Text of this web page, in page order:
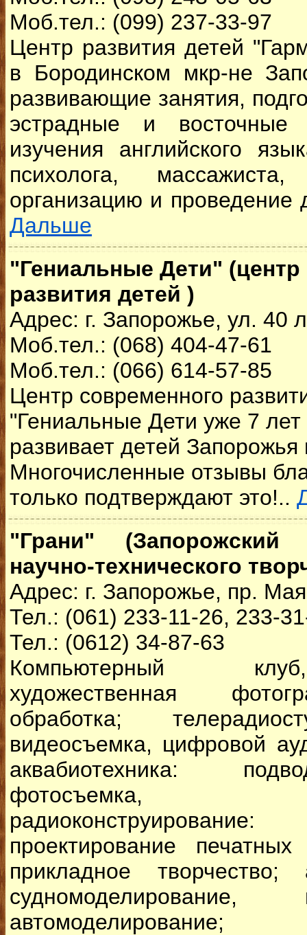
Моб.тел.: (099) 237-33-97
Центр развития детей
в Бородинском мкр-не
развивающие занятия,
эстрадные и восточные
изучения английского
психолога,
организацию и проведение
Дальше
"Гениальные Дети"
развития детей )
Адрес: г. Запорожье, ул. 40
Моб.тел.: (068) 404-47-61
Моб.тел.: (066) 614-57-85
Центр современного
"Гениальные Дети уже 7
развивает детей
Многочисленные отзывы
только подтверждают это!..
"Грани" (Запорожский
научно-технического
Адрес: г. Запорожье, пр.
Тел.: (061) 233-11-26, 233-
Тел.: (0612) 34-87-63
Компьютерный
художественная
обработка;
видеосъемка, цифровой
аквабиотехника:
фотосъемка,
проектирование
прикладное творчество;
судномоделирование,
автомоделирование;